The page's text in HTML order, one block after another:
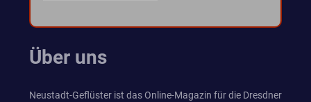
Über uns
Neustadt-Geflüster ist das Online-Magazin für die Dresdner